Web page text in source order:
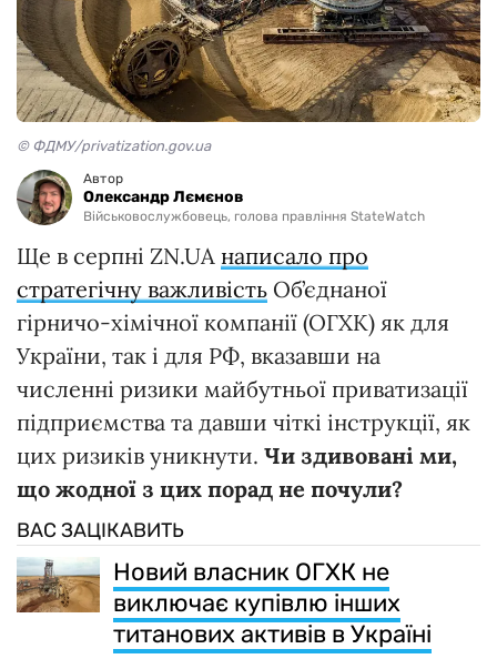
© ФДМУ/privatization.gov.ua
Автор
Олександр Лємєнов
Військовослужбовець, голова правління StateWatch
Ще в серпні ZN.UA написало про
стратегічну важливість Об’єднаної
гірничо-хімічної компанії (ОГХК) як для
України, так і для РФ, вказавши на
численні ризики майбутньої приватизації
підприємства та давши чіткі інструкції, як
цих ризиків уникнути. Чи здивовані ми,
що жодної з цих порад не почули?
ВАС ЗАЦІКАВИТЬ
Новий власник ОГХК не
виключає купівлю інших
титанових активів в Україні